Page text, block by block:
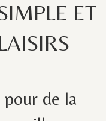
ET
pour de la